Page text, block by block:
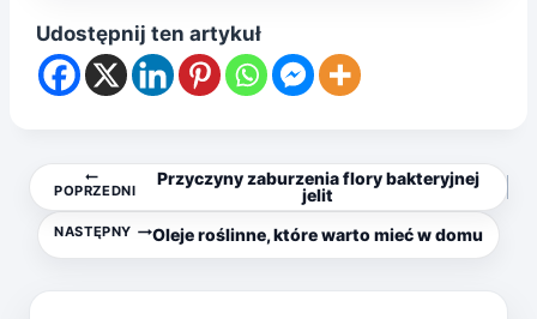
Udostępnij ten artykuł
Nawigacja
wpisu
POPRZEDNI
Przyczyny zaburzenia flory bakteryjnej
jelit
NASTĘPNY Oleje roślinne, które warto mieć w domu